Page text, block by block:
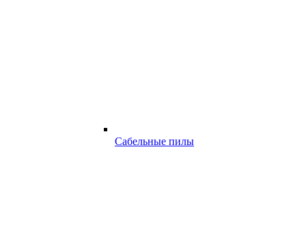
Сабельные пилы